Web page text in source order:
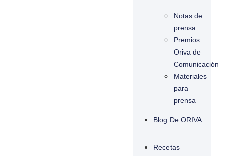
Notas de
prensa
Premios
Oriva de
Comunicación
Materiales
para
prensa
Blog De ORIVA
Recetas